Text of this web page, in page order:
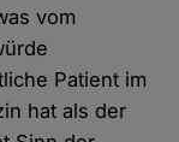
vom
Patient im
hat als der